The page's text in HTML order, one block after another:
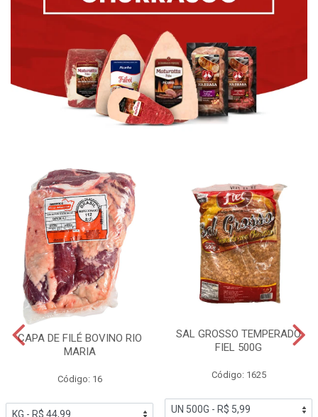
CAPA DE FILÉ BOVINO RIO
MARIA
Código: 16
SAL GROSSO TEMPERADO
FIEL 500G
Código: 1625